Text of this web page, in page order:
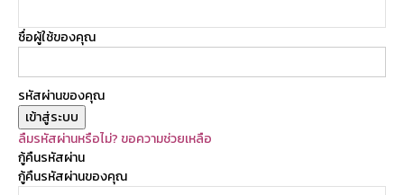
ชื่อผู้ใช้ของคุณ
รหัสผ่านของคุณ
ลืมรหัสผ่านหรือไม่? ขอความช่วยเหลือ
กู้คืนรหัสผ่าน
กู้คืนรหัสผ่านของคุณ